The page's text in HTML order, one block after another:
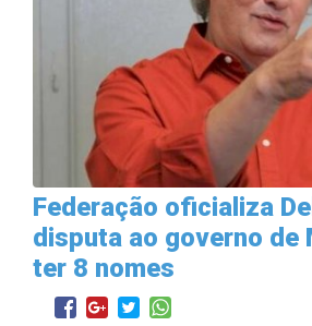
Federação oficializa
disputa ao governo de
ter 8 nomes